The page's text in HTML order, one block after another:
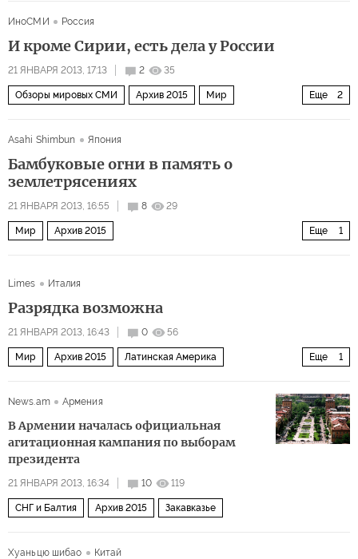
ИноСМИ Россия
И кроме Сирии, есть дела у России
21 ЯНВАРЯ 2013, 17:13 2 35
Еще 2
Обзоры мировых СМИ Архив 2015 Мир
Asahi Shimbun
Япония
Бамбуковые огни в память о
землетрясениях
21 ЯНВАРЯ 2013, 16:55 8 29
Еще 1
Мир Архив 2015
Limes Италия
Разрядка возможна
21 ЯНВАРЯ 2013, 16:43 0 56
Еще 1
Мир Архив 2015 Латинская Америка
News.am
Армения
В Армении началась официальная
агитационная кампания по выборам
президента
21 ЯНВАРЯ 2013, 16:34 10 119
СНГ и Балтия Архив 2015 Закавказье
Хуаньцю шибао Китай